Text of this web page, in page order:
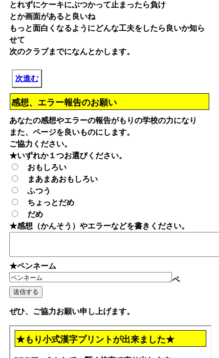
とれずにケーキにぶつかって止まったら負け
とか画面があると良いね
もっと面白くなるようにどんな工夫をしたら良いか知ら
せて
次のクラブまでになんとかします。
次進む
感想、エラー報告のお願い
あなたの感想やエラーの報告がもりの学校の力になり
また、ページを良いものにします。
ご協力ください。
★いずれか１つお選びください。
おもしろい
まあまあおもしろい
ふつう
ちょっとだめ
だめ
★感想（かんそう）やエラーなどを書きください。
★ペンネーム
ペ
ぜひ、ご協力お願い申し上げます。